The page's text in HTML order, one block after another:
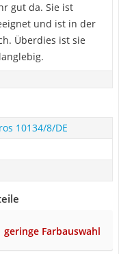
gut da. Sie ist
und ist in der
Überdies ist sie
10134/8/DE
geringe Farbauswahl